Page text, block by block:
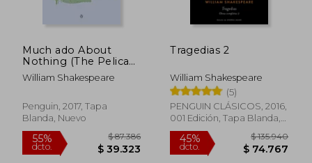
Much ado About
Nothing (The Pelican
Shakespeare) (en
Inglés)
William Shakespeare
Penguin, 2017, Tapa
Blanda, Nuevo
Tragedias 2
William Shakespeare
(5)
PENGUIN CLÁSICOS, 2016,
001 Edición, Tapa Blanda,
Nuevo